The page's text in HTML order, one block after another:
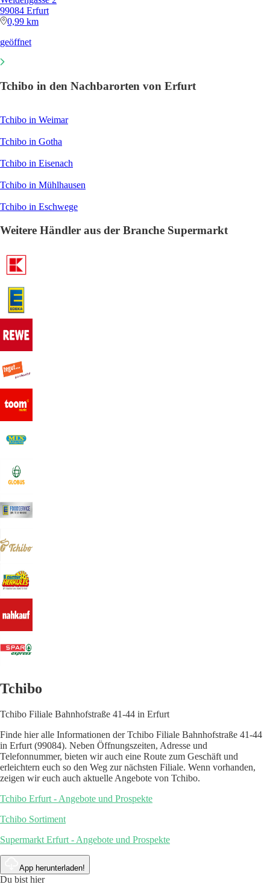
99084 Erfurt
0,99 km
geöffnet
Tchibo in den Nachbarorten von Erfurt
Tchibo in Weimar
Tchibo in Gotha
Tchibo in Eisenach
Tchibo in Mühlhausen
Tchibo in Eschwege
Weitere Händler aus der Branche Supermarkt
Tchibo
Tchibo Filiale Bahnhofstraße 41-44 in Erfurt
Finde hier alle Informationen der Tchibo Filiale Bahnhofstraße 41-44
in Erfurt (99084). Neben Öffnungszeiten, Adresse und
Telefonnummer, bieten wir auch eine Route zum Geschäft und
erleichtern euch so den Weg zur nächsten Filiale. Wenn vorhanden,
zeigen wir euch auch aktuelle Angebote von Tchibo.
Tchibo Erfurt - Angebote und Prospekte
Tchibo Sortiment
Supermarkt Erfurt - Angebote und Prospekte
App herunterladen!
Du bist hier